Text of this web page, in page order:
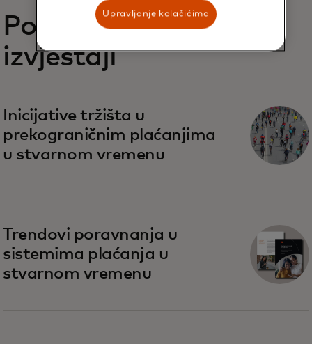
Povezani
izvještaji
Inicijative tržišta u
prekograničnim plaćanjima
u stvarnom vremenu
Trendovi poravnanja u
sistemima plaćanja u
stvarnom vremenu
Upravljanje kolačićima